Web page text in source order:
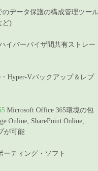
のデータ保護の構成管理ツー
ど)
イパーバイザ間共有ストレー
Hyper-Vバックアップ＆レプ
Microsoft Office 365環境の包
Online, SharePoint Online,
が可能
ティング・ソフト